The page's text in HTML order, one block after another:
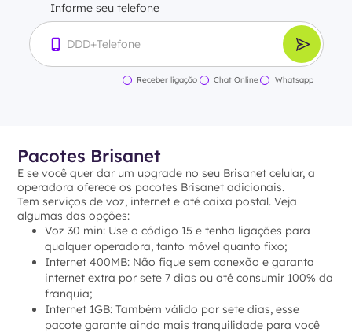
Informe seu telefone
Receber ligação Chat Online Whatsapp
Pacotes Brisanet
E se você quer dar um upgrade no seu Brisanet celular, a
operadora oferece os pacotes Brisanet adicionais.
Tem serviços de voz, internet e até caixa postal. Veja
algumas das opções:
Voz 30 min: Use o código 15 e tenha ligações para
qualquer operadora, tanto móvel quanto fixo;
Internet 400MB: Não fique sem conexão e garanta
internet extra por sete 7 dias ou até consumir 100% da
franquia;
Internet 1GB: Também válido por sete dias, esse
pacote garante ainda mais tranquilidade para você